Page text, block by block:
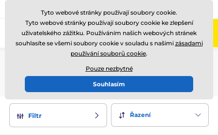
Zavolejte nám (Po-Pá 8-17)
MDMVAL
Filtr Řazení
Tyto webové stránky používají soubory cookie.
Tyto webové stránky používají soubory cookie ke zlepšení
uživatelského zážitku. Používáním našich webových stránek
souhlasíte se všemi soubory cookie v souladu s našimi zásadami
používání souborů cookie.
Pouze nezbytné
Souhlasím